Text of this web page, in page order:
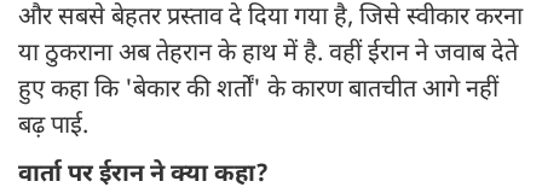
और सबसे बेहतर प्रस्ताव दे दिया गया है, जिसे स्वीकार करना
या ठुकराना अब तेहरान के हाथ में है. वहीं ईरान ने जवाब देते
हुए कहा कि 'बेकार की शर्तों' के कारण बातचीत आगे नहीं
बढ़ पाई.
वार्ता पर ईरान ने क्या कहा?